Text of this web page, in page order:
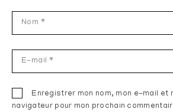
Enregistrer mon nom, mon e-mail et
navigateur pour mon prochain